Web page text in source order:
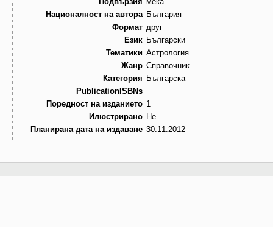
Националност на автора България
Формат друг
Език Български
Тематики Астрология
Жанр Справочник
Категория Българска
PublicationISBNs
Поредност на изданието 1
Илюстрирано Не
Планирана дата на издаване 30.11.2012